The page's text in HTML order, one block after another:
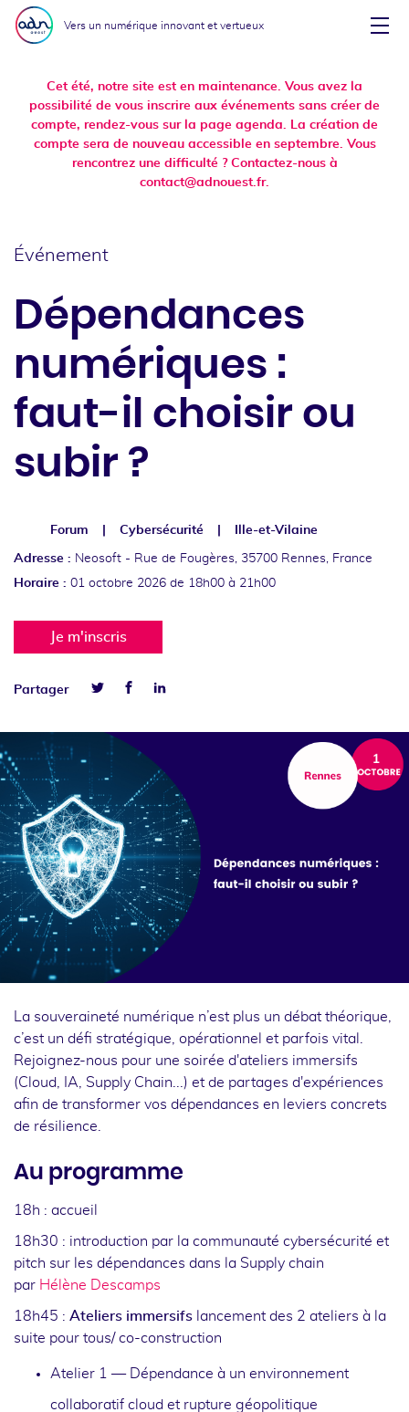
Aller au menu
Aller au contenu
Vers un numérique innovant et vertueux
Cet été, notre site est en maintenance. Vous avez la
possibilité de vous inscrire aux événements sans créer de
compte, rendez-vous sur la page agenda. La création de
compte sera de nouveau accessible en septembre. Vous
rencontrez une difficulté ? Contactez-nous à
contact@adnouest.fr.
Événement
Dépendances
numériques :
faut-il choisir ou
subir ?
Forum Cybersécurité Ille-et-Vilaine
Adresse : Neosoft - Rue de Fougères, 35700 Rennes, France
Horaire : 01 octobre 2026 de 18h00 à 21h00
Je m'inscris
Partager
FacebookLinkedin
La souveraineté numérique n’est plus un débat théorique,
c’est un défi stratégique, opérationnel et parfois vital.
Rejoignez-nous pour une soirée d'ateliers immersifs
(Cloud, IA, Supply Chain...) et de partages d'expériences
afin de transformer vos dépendances en leviers concrets
de résilience.
Au programme
18h : accueil
18h30 : introduction par la communauté cybersécurité et
pitch sur les dépendances dans la Supply chain
par Hélène Descamps
18h45 : Ateliers immersifs lancement des 2 ateliers à la
suite pour tous/ co-construction
Atelier 1 — Dépendance à un environnement
collaboratif cloud et rupture géopolitique